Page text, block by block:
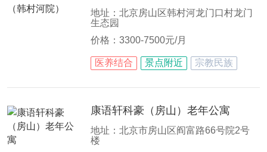
地址：北京房山区韩村河龙门口村龙门
生态园
价格：3300-7500元/月
医养结合 景点附近 宗教民族
康语轩科豪（房山）老年公寓
地址：北京市房山区阎富路66号院2号
楼